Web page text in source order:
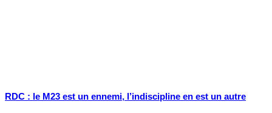
RDC : le M23 est un ennemi, l’indiscipline en est un autre